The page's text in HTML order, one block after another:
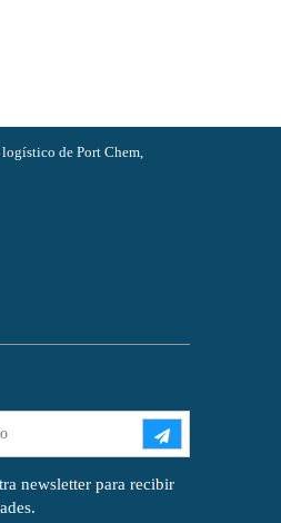
de Port Chem,
newsletter para recibir